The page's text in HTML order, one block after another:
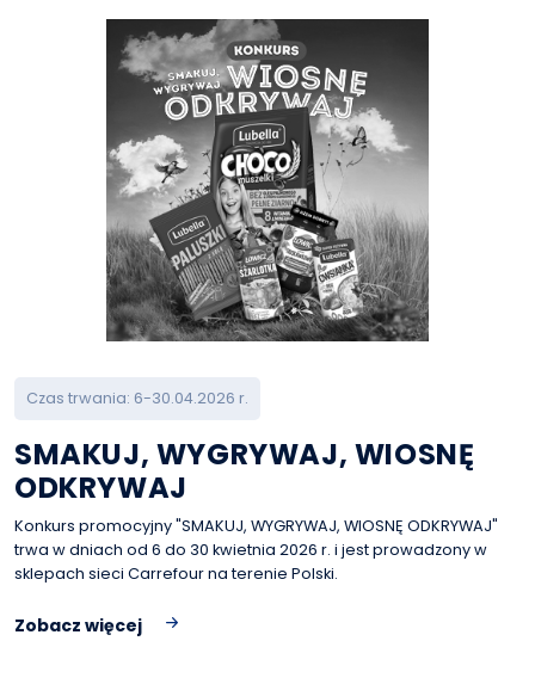
Czas trwania: 6-30.04.2026 r.
SMAKUJ, WYGRYWAJ, WIOSNĘ
ODKRYWAJ
Konkurs promocyjny "SMAKUJ, WYGRYWAJ, WIOSNĘ ODKRYWAJ"
trwa w dniach od 6 do 30 kwietnia 2026 r. i jest prowadzony w
sklepach sieci Carrefour na terenie Polski.
Zobacz więcej